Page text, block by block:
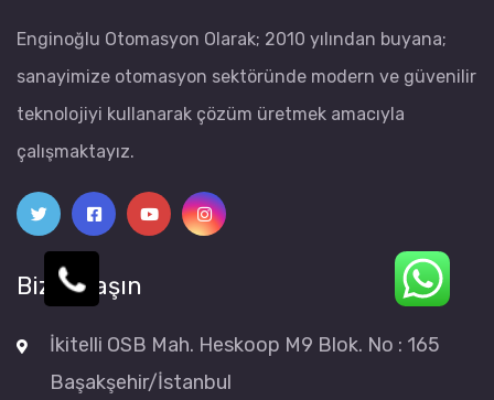
Enginoğlu Otomasyon Olarak; 2010 yılından buyana;
sanayimize otomasyon sektöründe modern ve güvenilir
teknolojiyi kullanarak çözüm üretmek amacıyla
çalışmaktayız.
Bize Ulaşın
İkitelli OSB Mah. Heskoop M9 Blok. No : 165
Başakşehir/İstanbul